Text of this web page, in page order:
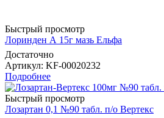
Быстрый просмотр
Лоринден А 15г мазь Ельфа
Достаточно
Артикул: KF-00020232
Подробнее
Быстрый просмотр
Лозартан 0,1 №90 табл. п/о Вертекс